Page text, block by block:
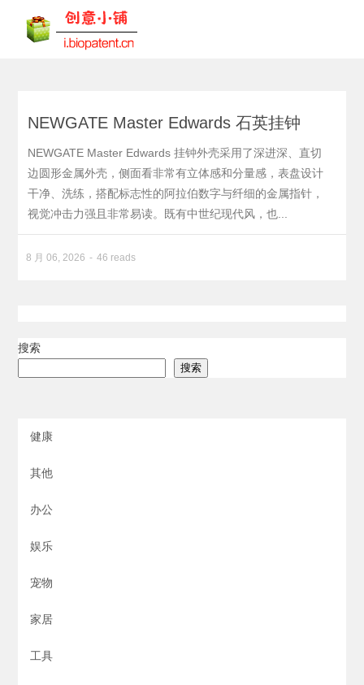
NEWGATE Master Edwards 石英挂钟
NEWGATE Master Edwards 挂钟外壳采用了深进深、直切
边圆形金属外壳，侧面看非常有立体感和分量感，表盘设计
干净、洗练，搭配标志性的阿拉伯数字与纤细的金属指针，
视觉冲击力强且非常易读。既有中世纪现代风，也...
8 月 06, 2026 46 reads
搜索
搜索
健康
其他
办公
娱乐
宠物
家居
工具